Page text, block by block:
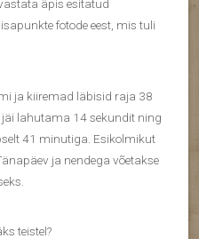
äpis esitatud
fotode eest, mis tuli
ja kiiremad läbisid raja 38
lahutama 14 sekundit ning
41 minutiga. Esikolmikut
ja nendega võetakse
teistel?